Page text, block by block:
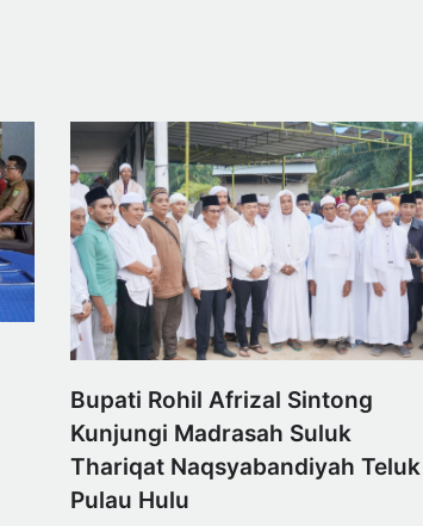
Bupati Rohil Afrizal Sintong
Kunjungi Madrasah Suluk
Thariqat Naqsyabandiyah Teluk
Pulau Hulu